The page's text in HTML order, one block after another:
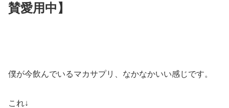
賛愛用中】
僕が今飲んでいるマカサプリ、なかなかいい感じです。
これ↓